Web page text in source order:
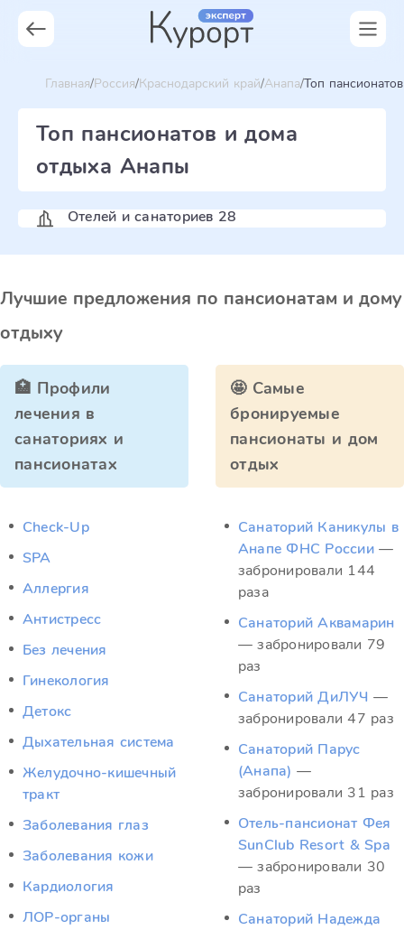
Главная Россия Краснодарский край Анапа Топ
Топ пансионатов и дома
отдыха Анапы
Отелей и санаториев 28
Лучшие предложения по пансионатам и дому
отдыху
🏥 Профили
лечения в
санаториях и
пансионатах
Check-Up
SPA
Аллергия
Антистресс
Без лечения
Гинекология
Детокс
Дыхательная система
Желудочно-кишечный
тракт
Заболевания глаз
Заболевания кожи
Кардиология
ЛОР-органы
🤩 Самые
бронируемые
пансионаты и дом
отдых
Санаторий Каникулы в
Анапе ФНС России —
забронировали 144
раза
Санаторий Аквамарин
— забронировали 79
раз
Санаторий ДиЛУЧ —
забронировали 47 раз
Санаторий Парус
(Анапа) —
забронировали 31 раз
Отель-пансионат Фея
SunClub Resort & Spa
— забронировали 30
раз
Санаторий Надежда